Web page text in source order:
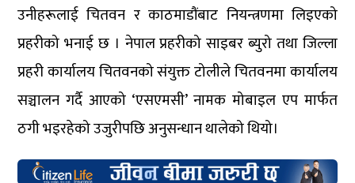
उनीहरूलाई चितवन र काठमाडौंबाट नियन्त्रणमा लिइएको
प्रहरीको भनाई छ । नेपाल प्रहरीको साइबर ब्युरो तथा जिल्ला
प्रहरी कार्यालय चितवनको संयुक्त टोलीले चितवनमा कार्यालय
सञ्चालन गर्दै आएको ‘एसएमसी’ नामक मोबाइल एप मार्फत
ठगी भइरहेको उजुरीपछि अनुसन्धान थालेको थियो।